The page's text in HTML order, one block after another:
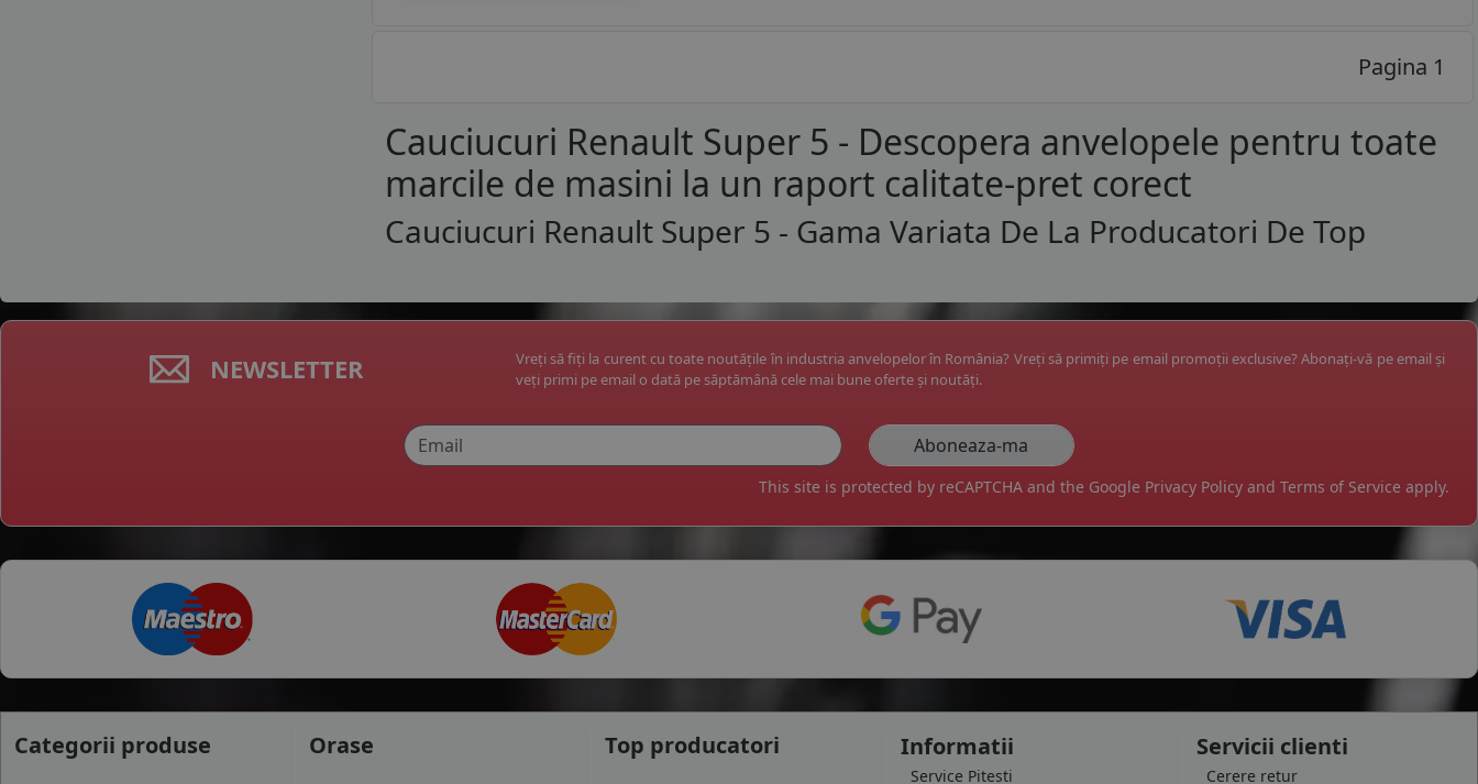
Pagina 1
Cauciucuri Renault Super 5 - Descopera anvelopele pentru toate
marcile de masini la un raport calitate-pret corect
Cauciucuri Renault Super 5 - Gama Variata De La Producatori De Top
NEWSLETTER
Vreți să fiți la curent cu toate noutățile în industria anvelopelor în România? Vreți să primiți pe email promoții exclusive? Abonați-vă pe email și
veți primi pe email o dată pe săptămână cele mai bune oferte și noutăți.
This site is protected by reCAPTCHA and the Google Privacy Policy and Terms of Service apply.
Categorii produse Orase Top producatori Informatii
Service Pitesti
Servicii clienti
Cerere retur